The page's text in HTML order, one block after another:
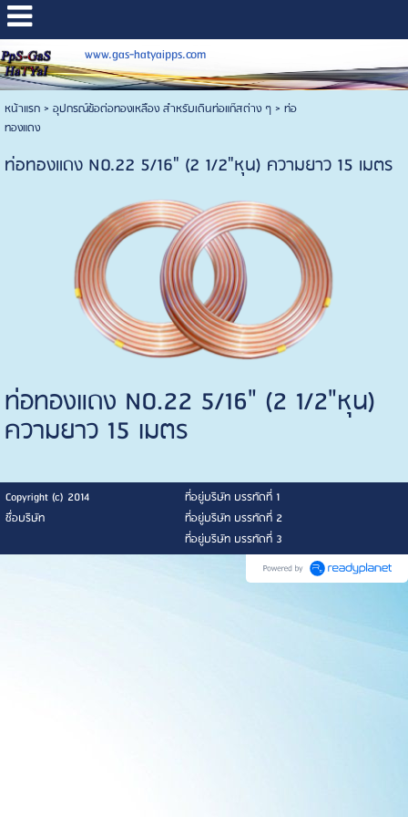
www.gas-hatyaipps.com
หน้าแรก> อุปกรณ์ข้อต่อทองเหลือง สำหรับเดินท่อแก๊สต่าง ๆ> ท่อ
ทองแดง
ท่อทองแดง NO.22 5/16" (2 1/2"หุน) ความยาว 15 เมตร
ท่อทองแดง NO.22 5/16" (2 1/2"หุน)
ความยาว 15 เมตร
Copyright (c) 2014
ที่อยู่บริษัท บรรทัดที่ 1
ชื่อบริษัท
ที่อยู่บริษัท บรรทัดที่ 2
ที่อยู่บริษัท บรรทัดที่ 3